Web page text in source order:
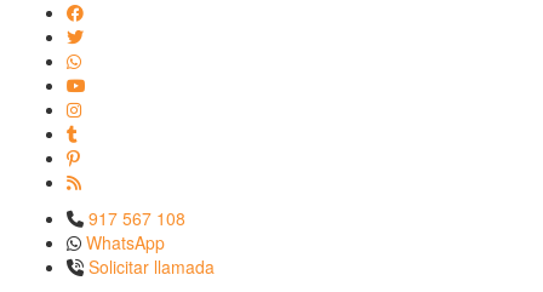
917 567 108
WhatsApp
Solicitar llamada